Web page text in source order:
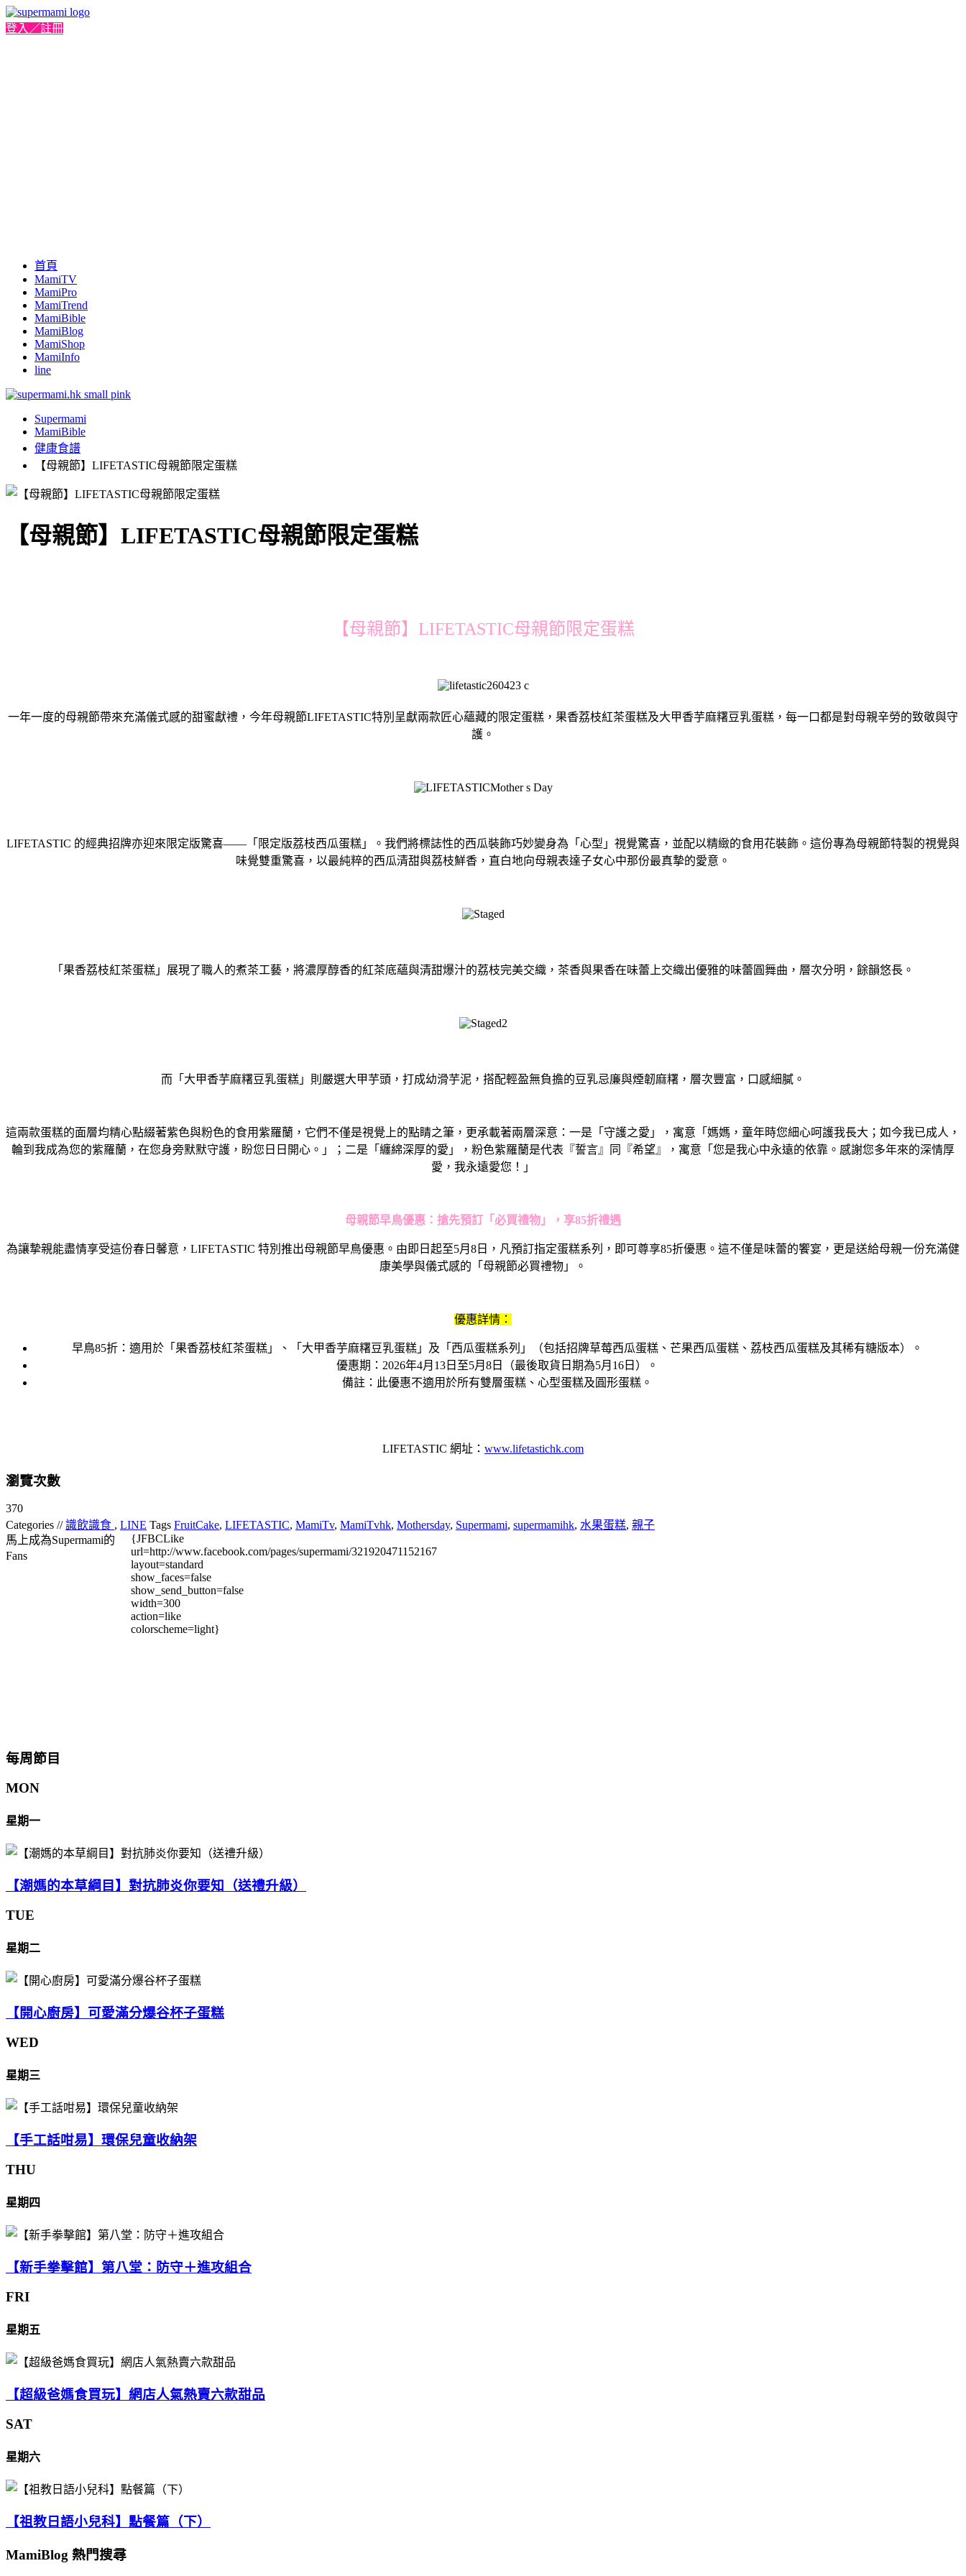
登入／註冊
首頁
MamiTV
MamiPro
MamiTrend
MamiBible
MamiBlog
MamiShop
MamiInfo
line
Supermami
MamiBible
健康食譜
【母親節】LIFETASTIC母親節限定蛋糕
【母親節】LIFETASTIC母親節限定蛋糕
【母親節】LIFETASTIC母親節限定蛋糕
一年一度的母親節帶來充滿儀式感的甜蜜獻禮，今年母親節LIFETASTIC特別呈獻兩款匠心蘊藏的限定蛋糕，果香荔枝紅茶蛋糕及大甲香芋麻糬豆乳蛋糕，每一口都是對母親辛勞的致敬與守
護。
LIFETASTIC 的經典招牌亦迎來限定版驚喜——「限定版荔枝西瓜蛋糕」。 我們將標誌性的西瓜裝飾巧妙變身為「心型」視覺驚喜， 並配以精緻的食用花裝飾。 這份專為母親節特製的視覺與
味覺雙重驚喜， 以最純粹的西瓜清甜與荔枝鮮香， 直白地向母親表達子女心中那份最真摯的愛意。
「果香荔枝紅茶蛋糕」展現了職人的煮茶工藝， 將濃厚醇香的紅茶底蘊與清甜爆汁的荔枝完美交織， 茶香與果香在味蕾上交織出優雅的味蕾圓舞曲，層次分明， 餘韻悠長。
而「大甲香芋麻糬豆乳蛋糕」則嚴選大甲芋頭， 打成幼滑芋泥，搭配輕盈無負擔的豆乳忌廉與煙韌麻糬，層次豐富， 口感細膩。
這兩款蛋糕的面層均精心點綴著紫色與粉色的食用紫羅蘭， 它們不僅是視覺上的點睛之筆，更承載著兩層深意：一是「 守護之愛」，寓意「媽媽，童年時您細心呵護我長大； 如今我已成人，
輪到我成為您的紫羅蘭，在您身旁默默守護， 盼您日日開心。」；二是「纏綿深厚的愛」，粉色紫羅蘭是代表『誓言』同『希望』，寓意「您是我心中永遠的依靠。 感謝您多年來的深情厚
愛，我永遠愛您！」
母親節早鳥優惠：搶先預訂「必買禮物」，享85折禮遇
為讓摯親能盡情享受這份春日馨意，LIFETASTIC 特別推出母親節早鳥優惠。由即日起至5月8日，凡預訂指定蛋糕系列，即可尊享85折優惠。這不僅是味蕾的饗宴，更是送給母親一份充滿健
康美學與儀式感的「母親節必買禮物」。
優惠詳情：
早鳥85折：適用於「果香荔枝紅茶蛋糕」、「大甲香芋麻糬豆乳蛋糕」及「西瓜蛋糕系列」（包括招牌草莓西瓜蛋糕、芒果西瓜蛋糕、荔枝西瓜蛋糕及其稀有糖版本）。
優惠期：2026年4月13日至5月8日（最後取貨日期為5月16日）。
備註：此優惠不適用於所有雙層蛋糕、心型蛋糕及圓形蛋糕。
LIFETASTIC 網址： www.lifetastichk.com
瀏覽次數
370
Categories //識飲識食 , LINE Tags FruitCake, LIFETASTIC, MamiTv, MamiTvhk, Mothersday, Supermami, supermamihk, 水果蛋糕, 親子
馬上成為Supermami的
Fans
{JFBCLike
url=http://www.facebook.com/pages/supermami/321920471152167
layout=standard
show_faces=false
show_send_button=false
width=300
action=like
colorscheme=light}
每周節目
MON
星期一
【潮媽的本草綱目】對抗肺炎你要知（送禮升級）
TUE
星期二
【開心廚房】可愛滿分爆谷杯子蛋糕
WED
星期三
【手工話咁易】環保兒童收納架
THU
星期四
【新手拳擊館】第八堂：防守＋進攻組合
FRI
星期五
【超級爸媽食買玩】網店人氣熱賣六款甜品
SAT
星期六
【祖教日語小兒科】點餐篇（下）
MamiBlog 熱門搜尋